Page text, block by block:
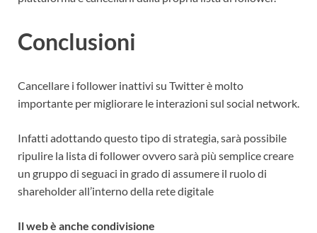
Conclusioni
Cancellare i follower inattivi su Twitter è molto
importante per migliorare le interazioni sul social network.
Infatti adottando questo tipo di strategia, sarà possibile
ripulire la lista di follower ovvero sarà più semplice creare
un gruppo di seguaci in grado di assumere il ruolo di
shareholder all’interno della rete digitale
Il web è anche condivisione